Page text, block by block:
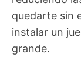
quedarte sin
instalar un
grande.